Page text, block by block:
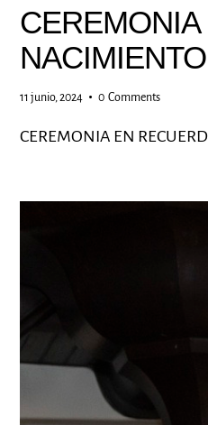
11 junio, 2024 0 Comments
CEREMONIA EN